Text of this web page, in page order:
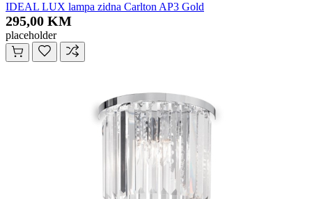
IDEAL LUX lampa zidna Carlton AP3 Gold
295,00 KM
placeholder